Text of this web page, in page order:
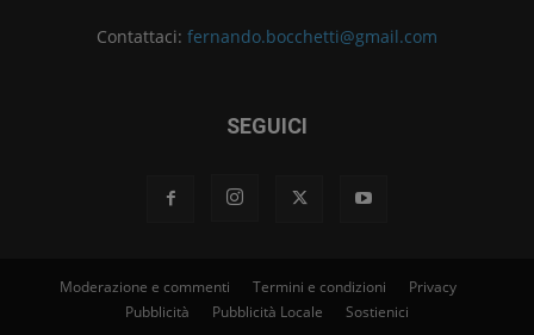
Contattaci: fernando.bocchetti@gmail.com
SEGUICI
Moderazione e commenti Termini e condizioni
Privacy
Pubblicità
Pubblicità Locale Sostienici